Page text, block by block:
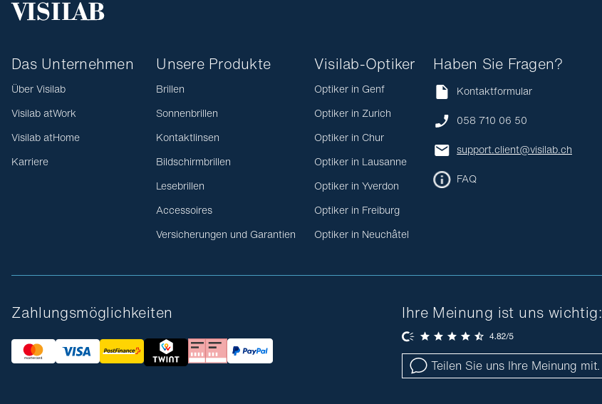
Das Unternehmen
Über Visilab
Visilab atWork
Visilab atHome
Karriere
Unsere Produkte
Brillen
Sonnenbrillen
Kontaktlinsen
Bildschirmbrillen
Lesebrillen
Accessoires
Versicherungen und Garantien
Visilab-Optiker
Optiker in Genf
Optiker in Zurich
Optiker in Chur
Optiker in Lausanne
Optiker in Yverdon
Optiker in Freiburg
Optiker in Neuchâtel
Haben Sie Fragen?
Kontaktformular
058 710 06 50
support.client@visilab.ch
FAQ
Zahlungsmöglichkeiten Ihre Meinung ist uns wichtig:
Teilen Sie uns Ihre Meinung mit.